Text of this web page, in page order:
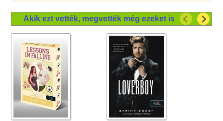
Akik ezt vették, megvették még ezeket is